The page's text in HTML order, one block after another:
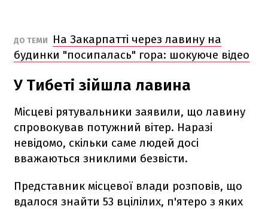
ДО ТЕМИ
На Закарпатті через лавину на
будинки "посипалась" гора: шокуюче відео
У Тибеті зійшла лавина
Місцеві рятувальники заявили, що лавину
спровокував потужний вітер. Наразі
невідомо, скільки саме людей досі
вважаються зниклими безвісти.
Представник місцевої влади розповів, що
вдалося знайти 53 вцілілих, п'ятеро з яких